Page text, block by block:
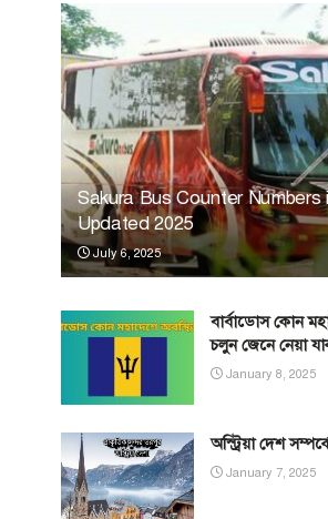
Sakura Bus Counter Numbers
Updated 2025
July 6, 2025
বার্বাডোস কোন
চলুন জেনে নেয়া
January 8, 2025
অস্ট্রিয়া দেশ
January 7, 2025